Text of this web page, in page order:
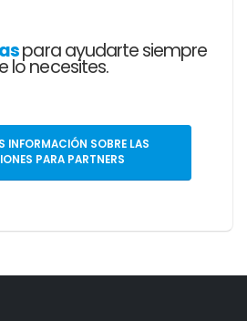
para ayudarte siempre
lo necesites.
INFORMACIÓN SOBRE LAS
PARA PARTNERS